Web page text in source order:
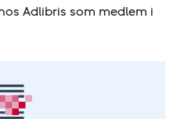
Adlibris som medlem i